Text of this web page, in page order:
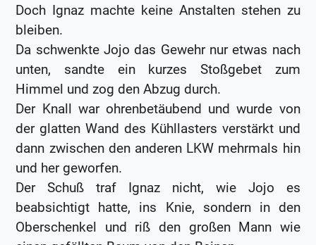
Doch Ignaz machte keine Anstalten stehen zu
bleiben.
Da schwenkte Jojo das Gewehr nur etwas nach
unten, sandte ein kurzes Stoßgebet zum
Himmel und zog den Abzug durch.
Der Knall war ohrenbetäubend und wurde von
der glatten Wand des Kühllasters verstärkt und
dann zwischen den anderen LKW mehrmals hin
und her geworfen.
Der Schuß traf Ignaz nicht, wie Jojo es
beabsichtigt hatte, ins Knie, sondern in den
Oberschenkel und riß den großen Mann wie